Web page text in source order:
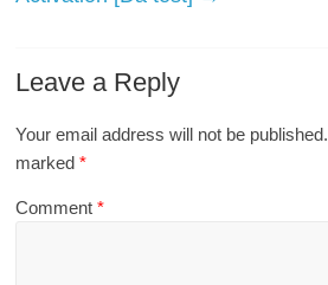
Leave a Reply
Your email address will not be published.
marked*
Comment*